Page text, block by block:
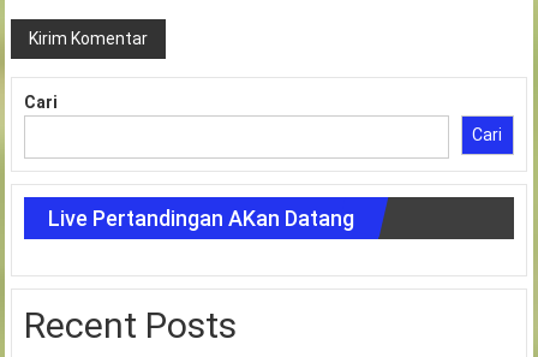
Cari
Cari
Live Pertandingan AKan Datang
Recent Posts